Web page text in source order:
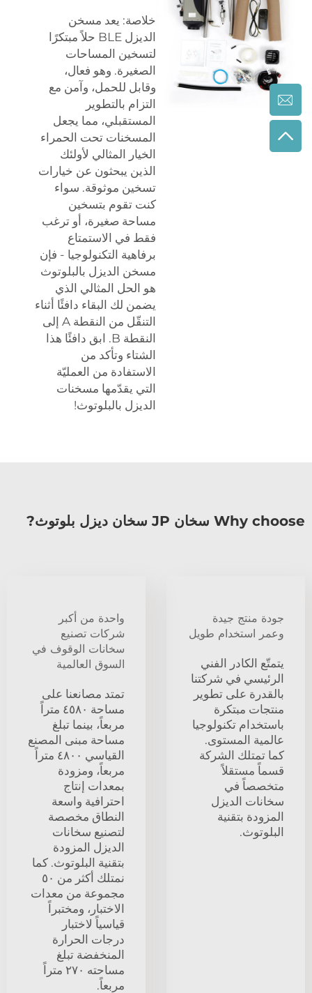
خلاصة: يعد مسخن
الديزل BLE حلاً مبتكرًا
لتسخين المساحات
الصغيرة. وهو فعال،
وقابل للحمل، وآمن مع
التزام بالتطوير
المستقبلي، مما يجعل
المسخنات تحت الحمراء
الخيار المثالي لأولئك
الذين يبحثون عن خيارات
تسخين موثوقة. سواء
كنت تقوم بتسخين
مساحة صغيرة، أو ترغب
فقط في الاستمتاع
برفاهية التكنولوجيا - فإن
مسخن الديزل بالبلوتوث
هو الحل المثالي الذي
يضمن لك البقاء دافئًا أثناء
التنقّل من النقطة A إلى
النقطة B. ابق دافئًا هذا
الشتاء وتأكد من
الاستفادة من العمليّة
التي يقدّمها مسخنات
الديزل بالبلوتوث!
Why choose سخان JP سخان ديزل بلوتوث?
جودة منتج جيدة
وعمر استخدام طويل
يتمتّع الكادر الفني
الرئيسي في شركتنا
بالقدرة على تطوير
منتجات مبتكرة
باستخدام تكنولوجيا
عالمية المستوى.
كما تمتلك الشركة
قسماً مستقلاً
متخصصاً في
سخانات الديزل
المزودة بتقنية
البلوتوث.
واحدة من أكبر
شركات تصنيع
سخانات الوقوف في
السوق العالمية
تمتد مصانعنا على
مساحة ٤٥٨٠ متراً
مربعاً، بينما تبلغ
مساحة مبنى المصنع
القياسي ٤٨٠٠ متراً
مربعاً، ومزودة
بمعدات إنتاج
احترافية واسعة
النطاق مخصصة
لتصنيع سخانات
الديزل المزودة
بتقنية البلوتوث. كما
نمتلك أكثر من ٥٠
مجموعة من معدات
الاختبار، ومختبراً
قياسياً لاختبار
درجات الحرارة
المنخفضة تبلغ
مساحته ٢٧٠ متراً
مربعاً.